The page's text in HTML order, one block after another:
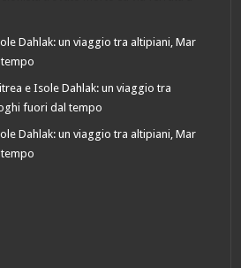
Dahlak: un viaggio tra altipiani, Mar
e Isole Dahlak: un viaggio tra
fuori dal tempo
Dahlak: un viaggio tra altipiani, Mar